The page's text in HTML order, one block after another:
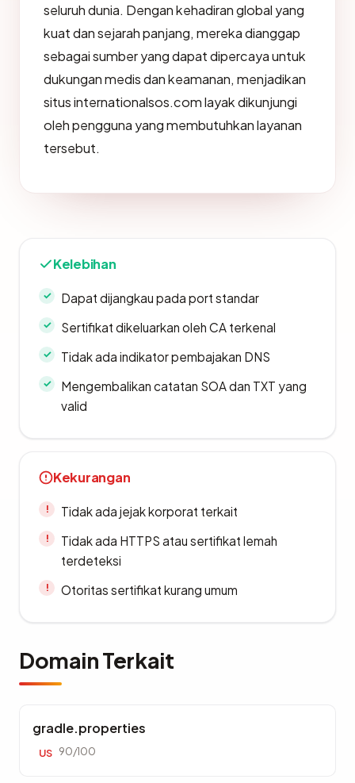
seluruh dunia. Dengan kehadiran global yang
kuat dan sejarah panjang, mereka dianggap
sebagai sumber yang dapat dipercaya untuk
dukungan medis dan keamanan, menjadikan
situs internationalsos.com layak dikunjungi
oleh pengguna yang membutuhkan layanan
tersebut.
Kelebihan
Dapat dijangkau pada port standar
Sertifikat dikeluarkan oleh CA terkenal
Tidak ada indikator pembajakan DNS
Mengembalikan catatan SOA dan TXT yang
valid
Kekurangan
Tidak ada jejak korporat terkait
Tidak ada HTTPS atau sertifikat lemah
terdeteksi
Otoritas sertifikat kurang umum
Domain Terkait
gradle.properties
US 90/100